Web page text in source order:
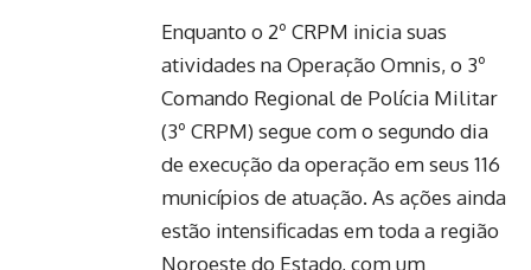
Enquanto o 2º CRPM inicia suas
atividades na Operação Omnis, o 3º
Comando Regional de Polícia Militar
(3º CRPM) segue com o segundo dia
de execução da operação em seus 116
municípios de atuação. As ações ainda
estão intensificadas em toda a região
Noroeste do Estado, com um